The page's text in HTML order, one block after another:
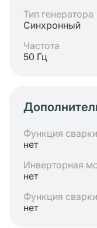
Тип генератора
Синхронный
Частота
50 Гц
Функция сварки
нет
Инверторная
нет
Функция сварки
нет